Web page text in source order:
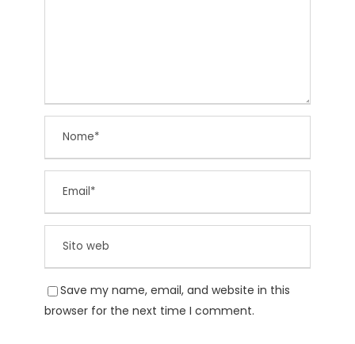
Save my name, email, and website in this
browser for the next time I comment.